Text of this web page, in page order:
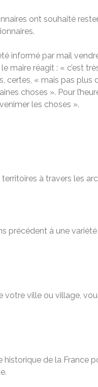
ont souhaité
informé par mail
maire réagit : « c’est
« mais pas plus
choses ». Pour
les choses ».
à travers les
précédent à une
votre ville ou village,
de la France